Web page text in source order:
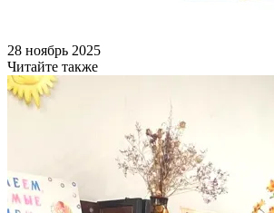
28 ноябрь 2025
Читайте также